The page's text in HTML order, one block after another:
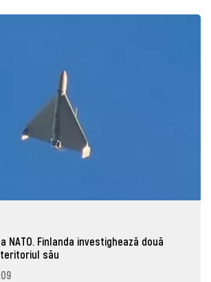
NATO. Finlanda investighează două
său